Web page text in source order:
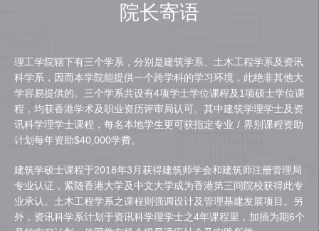
院长寄语
理工学院辖下有三个学系，分别是建筑学系、土木工程学系及资讯
科学系，因而本学院能提供一个跨学科的学习环境，此绝非其他大
学容易提供的。三个学系共设有4项学士学位课程及1项硕士学位课
程，均获香港学术及职业资历评审局认可。其中建筑学理学士及资
讯科学理学士课程，每名本地学生更可获指定专业 / 界别课程资助
计划每年资助$40,000学费。
建筑学硕士课程于2018年3月获得建筑师学会和建筑师注册管理局
专业认证，紧随香港大学及中文大学成为香港第三间院校获得此专
业承认。土木工程学系之课程则强调设计及管理基建发展项目。另
外，资讯科学系计划于资讯科学理学士之4年课程里，加插为期6个